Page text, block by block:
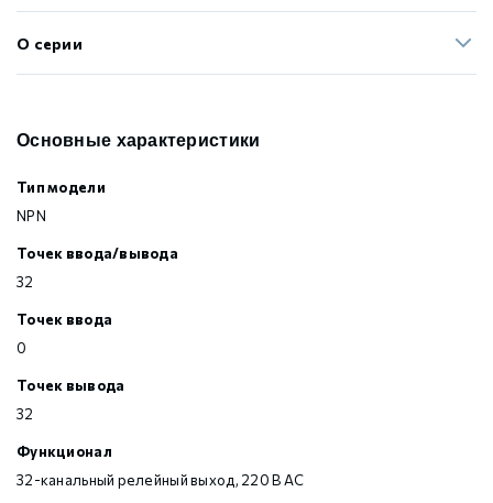
О серии
Основные характеристики
Тип модели
NPN
Точек ввода/вывода
32
Точек ввода
0
Точек вывода
32
Функционал
32-канальный релейный выход, 220 В AC